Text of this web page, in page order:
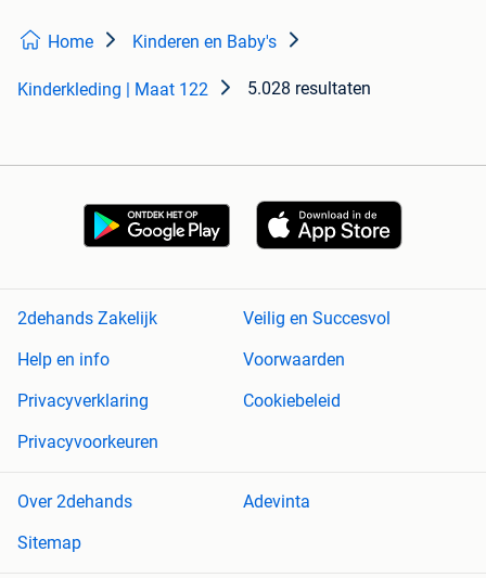
Home Kinderen en Baby's
Kinderkleding | Maat 122 5.028 resultaten
2dehands Zakelijk
Veilig en Succesvol
Help en info
Voorwaarden
Privacyverklaring
Cookiebeleid
Privacyvoorkeuren
Over 2dehands
Adevinta
Sitemap